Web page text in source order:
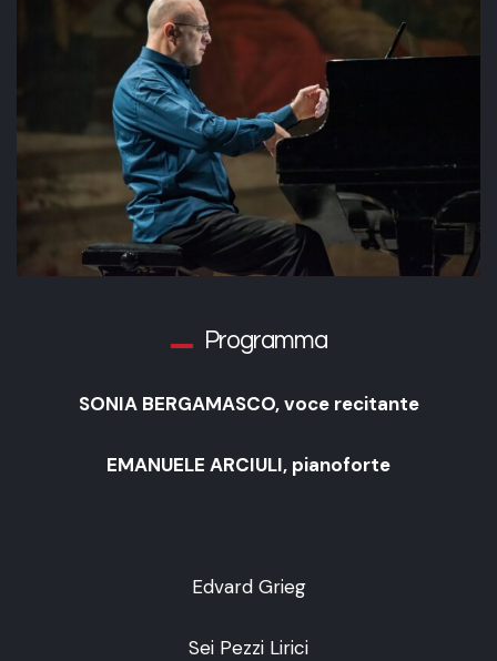
Programma
SONIA BERGAMASCO, voce recitante
EMANUELE ARCIULI, pianoforte
Edvard Grieg
Sei Pezzi Lirici